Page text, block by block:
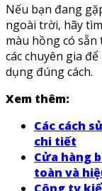
Nếu bạn đang
ngoài trời, hãy
màu hồng có
các chuyên gia
dụng đúng cách.
Xem thêm:
Các cách
chi tiết
Cửa hàng
toàn và